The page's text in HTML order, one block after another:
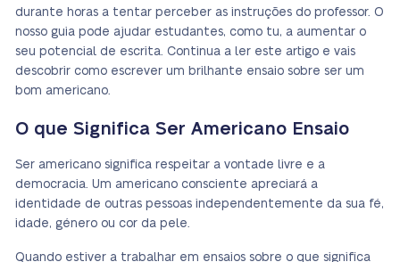
durante horas a tentar perceber as instruções do professor. O
nosso guia pode ajudar estudantes, como tu, a aumentar o
seu potencial de escrita. Continua a ler este artigo e vais
descobrir como escrever um brilhante ensaio sobre ser um
bom americano.
O que Significa Ser Americano Ensaio
Ser americano significa respeitar a vontade livre e a
democracia. Um americano consciente apreciará a
identidade de outras pessoas independentemente da sua fé,
idade, género ou cor da pele.
Quando estiver a trabalhar em ensaios sobre o que significa